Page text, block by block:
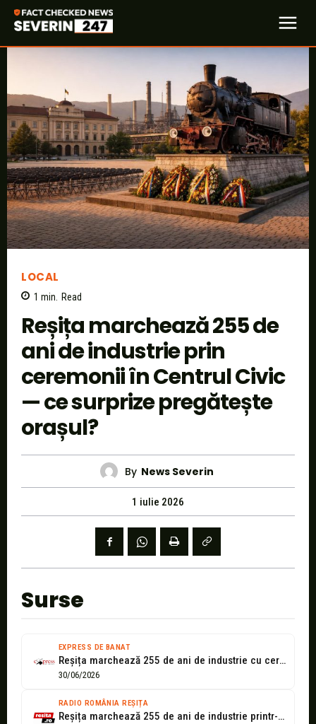
LOCAL
1 min. Read
Reșița marchează 255 de
ani de industrie prin
ceremonii în Centrul Civic
— ce surprize pregătește
orașul?
By News Severin
1 iulie 2026
Surse
EXPRESS DE BANAT
Reșița marchează 255 de ani de industrie cu ceremonii festive și concerte...
30/06/2026
RADIO ROMÂNIA REȘIȚA
Reșița marchează 255 de ani de industrie printr-o zi de sărbătoare: seniori...